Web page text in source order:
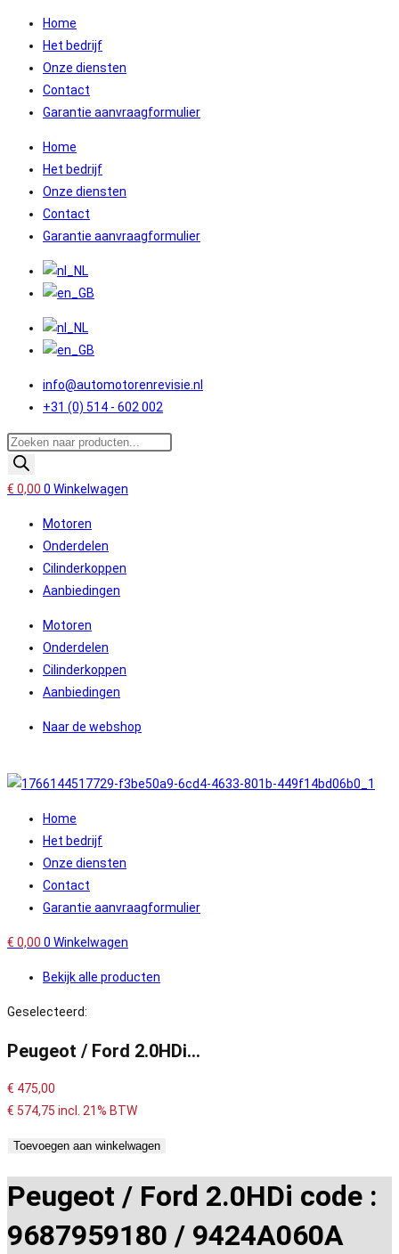
naar
inhoud
Home
Het bedrijf
Onze diensten
Contact
Garantie aanvraagformulier
Home
Het bedrijf
Onze diensten
Contact
Garantie aanvraagformulier
info@automotorenrevisie.nl
+31 (0) 514 - 602 002
Producten
zoeken
€ 0,00 0 Winkelwagen
Motoren
Onderdelen
Cilinderkoppen
Aanbiedingen
Motoren
Onderdelen
Cilinderkoppen
Aanbiedingen
Naar de webshop
Home
Het bedrijf
Onze diensten
Contact
Garantie aanvraagformulier
€ 0,00 0 Winkelwagen
Bekijk alle producten
Geselecteerd:
Peugeot / Ford 2.0HDi…
€ 475,00
€ 574,75 incl. 21% BTW
Peugeot
Ford
code
Toevoegen aan winkelwagen
Peugeot / Ford 2.0HDi code :
9687959180 / 9424A060A